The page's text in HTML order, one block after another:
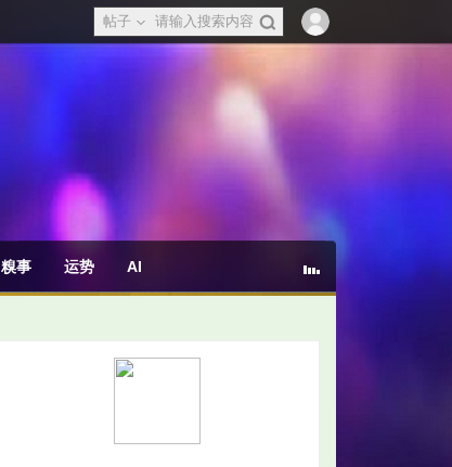
帖子
糗事 运势 AI